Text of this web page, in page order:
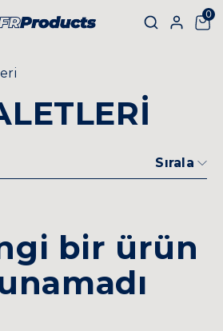
0
Sırala
bir ürün